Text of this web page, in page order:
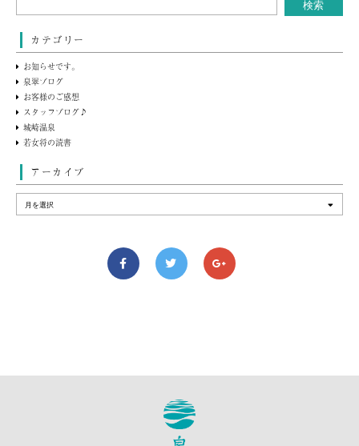
カテゴリー
お知らせです。
泉翠ブログ
お客様のご感想
スタッフブログ♪
城崎温泉
若女将の読書
アーカイブ